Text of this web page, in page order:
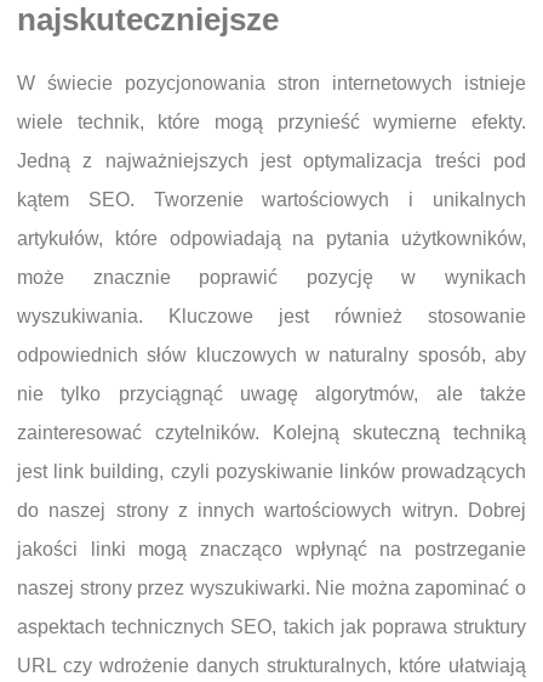
najskuteczniejsze
W świecie pozycjonowania stron internetowych istnieje
wiele technik, które mogą przynieść wymierne efekty.
Jedną z najważniejszych jest optymalizacja treści pod
kątem SEO. Tworzenie wartościowych i unikalnych
artykułów, które odpowiadają na pytania użytkowników,
może znacznie poprawić pozycję w wynikach
wyszukiwania. Kluczowe jest również stosowanie
odpowiednich słów kluczowych w naturalny sposób, aby
nie tylko przyciągnąć uwagę algorytmów, ale także
zainteresować czytelników. Kolejną skuteczną techniką
jest link building, czyli pozyskiwanie linków prowadzących
do naszej strony z innych wartościowych witryn. Dobrej
jakości linki mogą znacząco wpłynąć na postrzeganie
naszej strony przez wyszukiwarki. Nie można zapominać o
aspektach technicznych SEO, takich jak poprawa struktury
URL czy wdrożenie danych strukturalnych, które ułatwiają